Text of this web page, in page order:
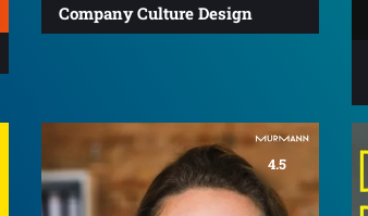
Company Culture Design
4.5